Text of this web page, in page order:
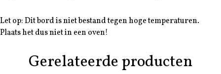
Let op: Dit bord is niet bestand tegen hoge temperaturen.
Plaats het dus niet in een oven!
Gerelateerde producten